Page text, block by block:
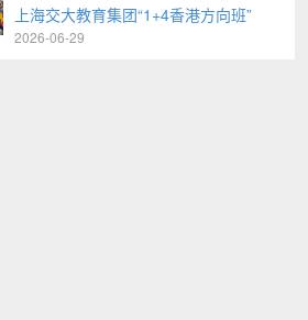
上海交大教育集团“1+4香港方向班”
2026-06-29